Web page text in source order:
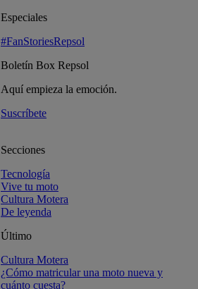
Especiales
#FanStoriesRepsol
Boletín Box Repsol
Aquí empieza la emoción.
Suscríbete
Secciones
Tecnología
Vive tu moto
Cultura Motera
De leyenda
Último
Cultura Motera
¿Cómo matricular una moto nueva y
cuánto cuesta?